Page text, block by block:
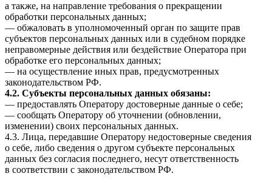
а также, на направление требования о прекращении
обработки персональных данных;
— обжаловать в уполномоченный орган по защите прав
субъектов персональных данных или в судебном порядке
неправомерные действия или бездействие Оператора при
обработке его персональных данных;
— на осуществление иных прав, предусмотренных
законодательством РФ.
4.2. Субъекты персональных данных обязаны:
— предоставлять Оператору достоверные данные о себе;
— сообщать Оператору об уточнении (обновлении,
изменении) своих персональных данных.
4.3. Лица, передавшие Оператору недостоверные сведения
о себе, либо сведения о другом субъекте персональных
данных без согласия последнего, несут ответственность
в соответствии с законодательством РФ.